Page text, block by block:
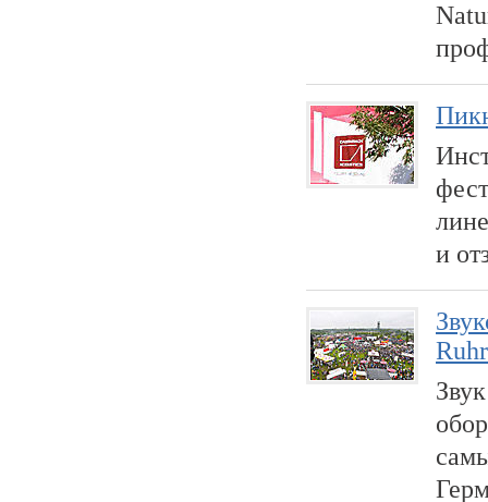
и